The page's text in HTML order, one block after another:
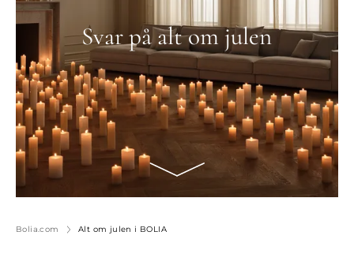
Svar på alt om julen
Bolia.com Alt om julen i BOLIA